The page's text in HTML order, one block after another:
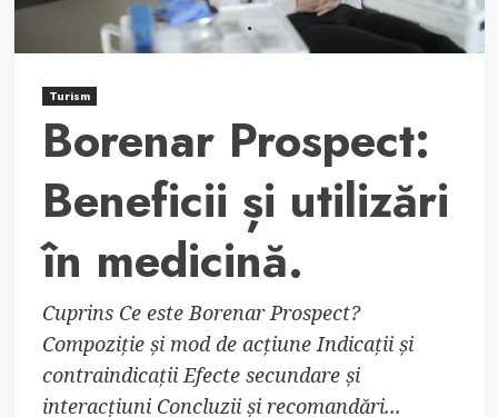
inflamațiilor.
Turism
Borenar Prospect:
Beneficii și utilizări
în medicină.
Cuprins Ce este Borenar Prospect?
Compoziție și mod de acțiune Indicații și
contraindicații Efecte secundare și
interacțiuni Concluzii și recomandări...